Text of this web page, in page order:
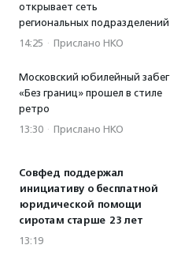
открывает сеть
региональных подразделений
14:25 · Прислано НКО
Московский юбилейный забег
«Без границ» прошел в стиле
ретро
13:30 · Прислано НКО
Совфед поддержал
инициативу о бесплатной
юридической помощи
сиротам старше 23 лет
13:19